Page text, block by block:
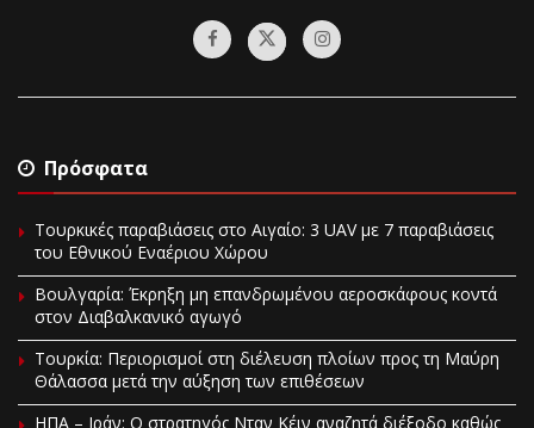
Πρόσφατα
Τουρκικές παραβιάσεις στο Αιγαίο: 3 UAV με 7 παραβιάσεις
του Εθνικού Εναέριου Χώρου
Βουλγαρία: Έκρηξη μη επανδρωμένου αεροσκάφους κοντά
στον Διαβαλκανικό αγωγό
Τουρκία: Περιορισμοί στη διέλευση πλοίων προς τη Μαύρη
Θάλασσα μετά την αύξηση των επιθέσεων
ΗΠΑ – Ιράν: Ο στρατηγός Νταν Κέιν αναζητά διέξοδο καθώς